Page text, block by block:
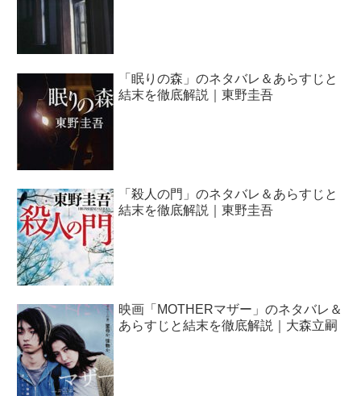
「眠りの森」のネタバレ＆あらすじと
結末を徹底解説｜東野圭吾
「殺人の門」のネタバレ＆あらすじと
結末を徹底解説｜東野圭吾
映画「MOTHERマザー」のネタバレ＆
あらすじと結末を徹底解説｜大森立嗣